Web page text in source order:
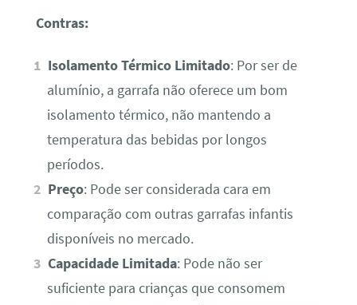
Contras:
Isolamento Térmico Limitado: Por ser de
alumínio, a garrafa não oferece um bom
isolamento térmico, não mantendo a
temperatura das bebidas por longos
períodos.
Preço: Pode ser considerada cara em
comparação com outras garrafas infantis
disponíveis no mercado.
Capacidade Limitada: Pode não ser
suficiente para crianças que consomem